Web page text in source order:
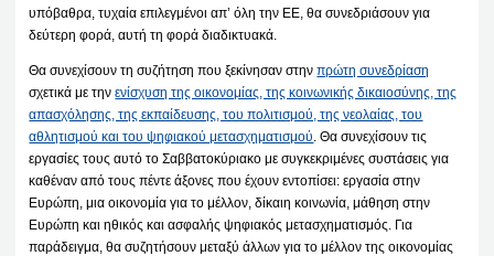
υπόβαθρα, τυχαία επιλεγμένοι απ’ όλη την ΕΕ, θα συνεδριάσουν για
δεύτερη φορά, αυτή τη φορά διαδικτυακά.
Θα συνεχίσουν τη συζήτηση που ξεκίνησαν στηνπρώτη συνεδρίαση
σχετικά με τηνενίσχυση της οικονομίας, της κοινωνικής δικαιοσύνης, της
απασχόλησης, της εκπαίδευσης, του πολιτισμού, της νεολαίας, του
αθλητισμού και του ψηφιακού μετασχηματισμού. Θα συνεχίσουν τις
εργασίες τους αυτό το Σαββατοκύριακο με συγκεκριμένες συστάσεις για
καθέναν από τους πέντε άξονες που έχουν εντοπίσει: εργασία στην
Ευρώπη, μια οικονομία για το μέλλον, δίκαιη κοινωνία, μάθηση στην
Ευρώπη και ηθικός και ασφαλής ψηφιακός μετασχηματισμός. Για
παράδειγμα, θα συζητήσουν μεταξύ άλλων για το μέλλον της οικονομίας